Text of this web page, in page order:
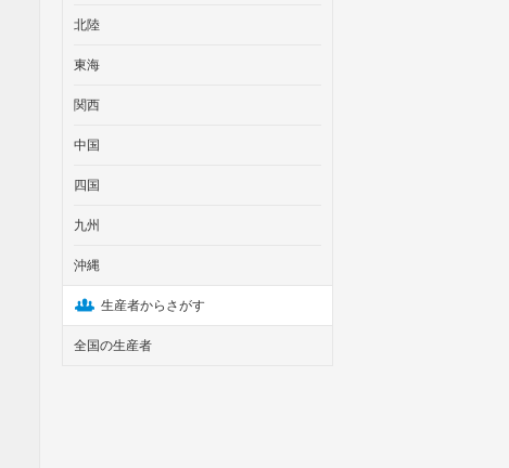
北陸
東海
関西
中国
四国
九州
沖縄
生産者からさがす
全国の生産者